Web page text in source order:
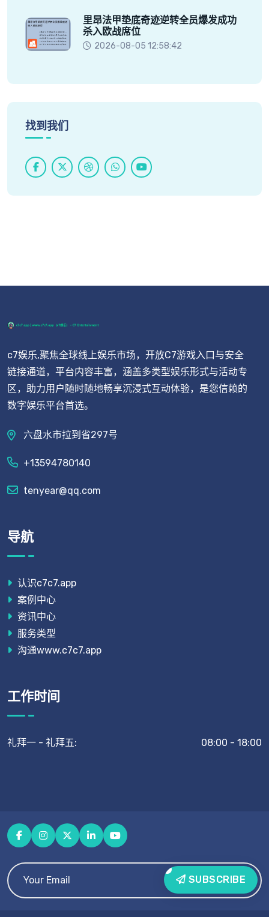
里昂法甲垫底奇迹逆转全员爆发成功
杀入欧战席位
2026-08-05 12:58:42
找到我们
c7娱乐,聚焦全球线上娱乐市场，开放C7游戏入口与安全
链接通道，平台内容丰富，涵盖多类型娱乐形式与活动专
区，助力用户随时随地畅享沉浸式互动体验，是您信赖的
数字娱乐平台首选。
六盘水市拉到省297号
+13594780140
tenyear@qq.com
导航
认识c7c7.app
案例中心
资讯中心
服务类型
沟通www.c7c7.app
工作时间
礼拜一 - 礼拜五: 08:00 - 18:00
SUBSCRIBE